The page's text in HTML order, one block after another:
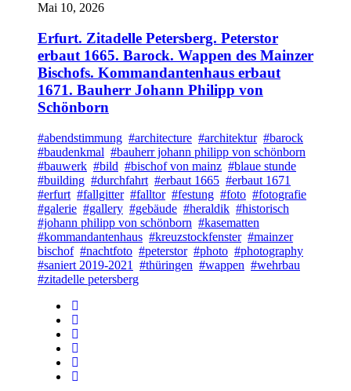
Mai 10, 2026
Erfurt. Zitadelle Petersberg. Peterstor
erbaut 1665. Barock. Wappen des Mainzer
Bischofs. Kommandantenhaus erbaut
1671. Bauherr Johann Philipp von
Schönborn
#abendstimmung #architecture #architektur #barock
#baudenkmal #bauherr johann philipp von schönborn
#bauwerk #bild #bischof von mainz #blaue stunde
#building #durchfahrt #erbaut 1665 #erbaut 1671
#erfurt #fallgitter #falltor #festung #foto #fotografie
#galerie #gallery #gebäude #heraldik #historisch
#johann philipp von schönborn #kasematten
#kommandantenhaus #kreuzstockfenster #mainzer
bischof #nachtfoto #peterstor #photo #photography
#saniert 2019-2021
#thüringen #wappen #wehrbau
#zitadelle petersberg